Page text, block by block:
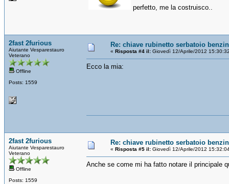
perfetto, me la costruisco..
2fast 2furious
Aiutante Vesparestauro
Veterano
Offline
Posts: 1559
Re: chiave rubinetto serbatoio
« Risposta #4 il: Giovedì 12/Aprile/2012
Ecco la mia:
2fast 2furious
Aiutante Vesparestauro
Veterano
Offline
Posts: 1559
Re: chiave rubinetto serbatoio
« Risposta #5 il: Giovedì 12/Aprile/2012
Anche se come mi ha fatto notare il principale